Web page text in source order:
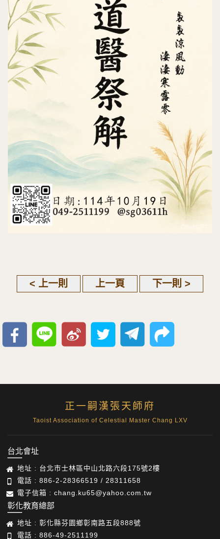
< 上一則 上一頁 下一則 >
正一嗣漢張天師府
Taoist Association of Celestial Master Chang LXV
台北會址
地址 : 台北市士林區中山北路六段175號2樓
電話 : 886-2-28366519 / 28311658
電子信箱 : chang.ku65@yahoo.com.tw
彰化教育總部
地址 : 彰化縣芬園鄉彰南路五段888號
電話 : 886-49-2511199